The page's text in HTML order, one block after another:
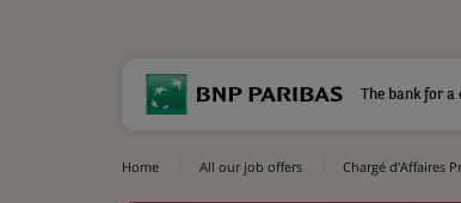
The bank for a
Home All our job offers Chargé d'Affaires